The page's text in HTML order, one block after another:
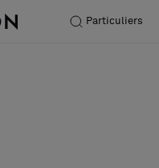
Particuliers